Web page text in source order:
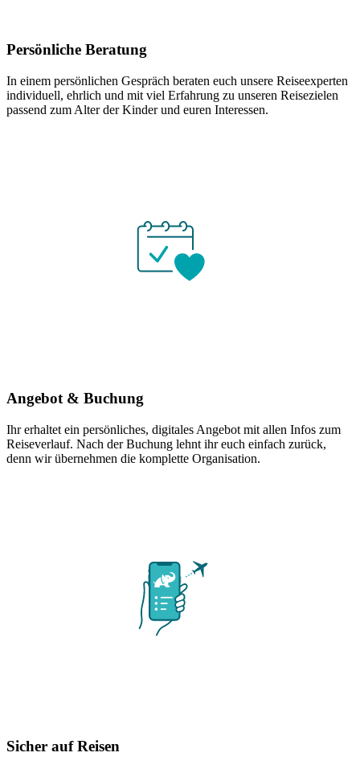
Persönliche Beratung
In einem persönlichen Gespräch beraten euch unsere Reiseexperten
individuell, ehrlich und mit viel Erfahrung zu unseren Reisezielen
passend zum Alter der Kinder und euren Interessen.
Angebot & Buchung
Ihr erhaltet ein persönliches, digitales Angebot mit allen Infos zum
Reiseverlauf. Nach der Buchung lehnt ihr euch einfach zurück,
denn wir übernehmen die komplette Organisation.
Sicher auf Reisen